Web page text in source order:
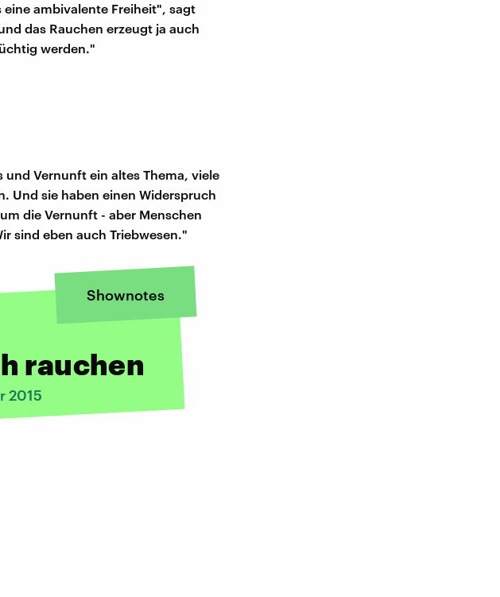
ambivalente Freiheit", sagt
das Rauchen erzeugt ja auch
werden."
Vernunft ein altes Thema, viele
Und sie haben einen Widerspruch
die Vernunft - aber Menschen
sind eben auch Triebwesen."
Shownotes
rauchen
2015